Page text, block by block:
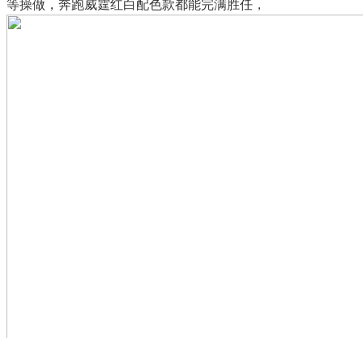
等操做，奔跑威霆红白配色款都能完满胜任，